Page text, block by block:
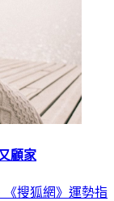
顧家
搜狐網》運勢指